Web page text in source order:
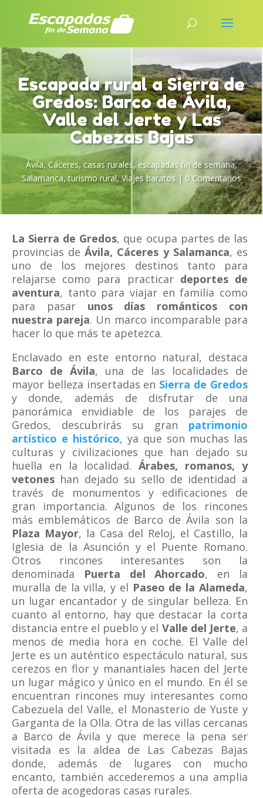
Escapada rural a Sierra de
Gredos: Barco de Ávila,
Valle del Jerte y Las
Cabezas Bajas
Ávila, Cáceres, casas rurales, escapadas fin de semana,
Salamanca,turismo rural,Viajes baratos| 0 Comentarios
La Sierra de Gredos, que ocupa partes de las
provincias deÁvila, Cáceres y Salamanca, es
uno de los mejores destinos tanto para
relajarse como para practicar deportes de
aventura, tanto para viajar en familia como
para pasar unos días románticos con
nuestra pareja. Un marco incomparable para
hacer lo que más te apetezca.
Enclavado en este entorno natural, destaca
Barco de Ávila, una de las localidades de
mayor belleza insertadas en Sierra de Gredos
y donde, además de disfrutar de una
panorámica envidiable de los parajes de
Gredos, descubrirás su gran patrimonio
artístico e histórico, ya que son muchas las
culturas y civilizaciones que han dejado su
huella en la localidad.Árabes, romanos, y
vetones han dejado su sello de identidad a
través de monumentos y edificaciones de
gran importancia. Algunos de los rincones
más emblemáticos de Barco de Ávila son la
Plaza Mayor, la Casa del Reloj, el Castillo, la
Iglesia de la Asunción y el Puente Romano.
Otros rincones interesantes son la
denominada Puerta del Ahorcado, en la
muralla de la villa, y el Paseo de la Alameda,
un lugar encantador y de singular belleza. En
cuanto al entorno, hay que destacar la corta
distancia entre el pueblo y el Valle del Jerte, a
menos de media hora en coche. El Valle del
Jerte es un auténtico espectáculo natural, sus
cerezos en flor y manantiales hacen del Jerte
un lugar mágico y único en el mundo. En él se
encuentran rincones muy interesantes como
Cabezuela del Valle, el Monasterio de Yuste y
Garganta de la Olla. Otra de las villas cercanas
a Barco de Ávila y que merece la pena ser
visitada es la aldea de Las Cabezas Bajas
donde, además de lugares con mucho
encanto, también accederemos a una amplia
oferta de acogedoras casas rurales.